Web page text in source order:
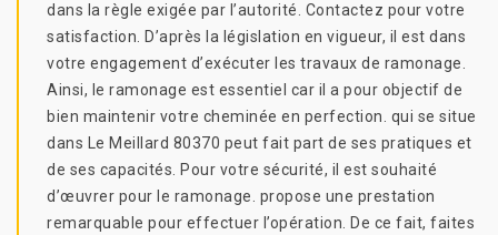
dans la règle exigée par l’autorité. Contactez pour votre
satisfaction. D’après la législation en vigueur, il est dans
votre engagement d’exécuter les travaux de ramonage.
Ainsi, le ramonage est essentiel car il a pour objectif de
bien maintenir votre cheminée en perfection. qui se situe
dans Le Meillard 80370 peut fait part de ses pratiques et
de ses capacités. Pour votre sécurité, il est souhaité
d’œuvrer pour le ramonage. propose une prestation
remarquable pour effectuer l’opération. De ce fait, faites